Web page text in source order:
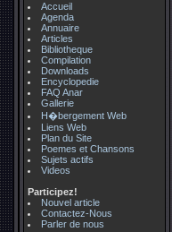
Accueil
Agenda
Annuaire
Articles
Bibliotheque
Compilation
Downloads
Encyclopedie
FAQ Anar
Gallerie
H�bergement Web
Liens Web
Plan du Site
Poemes et Chansons
Sujets actifs
Videos
Participez!
Nouvel article
Contactez-Nous
Parler de nous